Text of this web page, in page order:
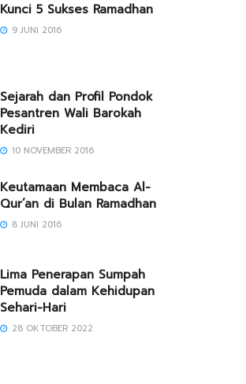
Kunci 5 Sukses Ramadhan
9 JUNI 2016
Sejarah dan Profil Pondok
Pesantren Wali Barokah
Kediri
10 NOVEMBER 2016
Keutamaan Membaca Al-
Qur’an di Bulan Ramadhan
8 JUNI 2016
Lima Penerapan Sumpah
Pemuda dalam Kehidupan
Sehari-Hari
28 OKTOBER 2022